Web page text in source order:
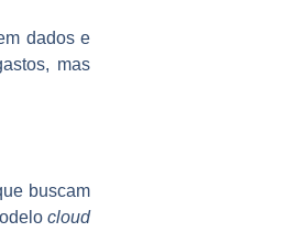
dados e
mas
buscam
cloud